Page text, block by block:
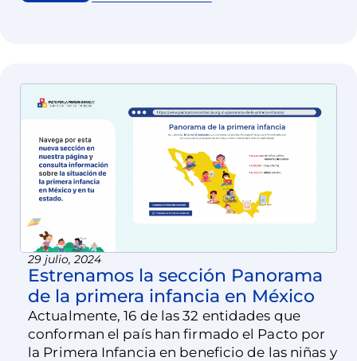
29 julio, 2024
Estrenamos la sección Panorama
de la primera infancia en México
Actualmente, 16 de las 32 entidades que
conforman el país han firmado el Pacto por
la Primera Infancia en beneficio de las niñas y